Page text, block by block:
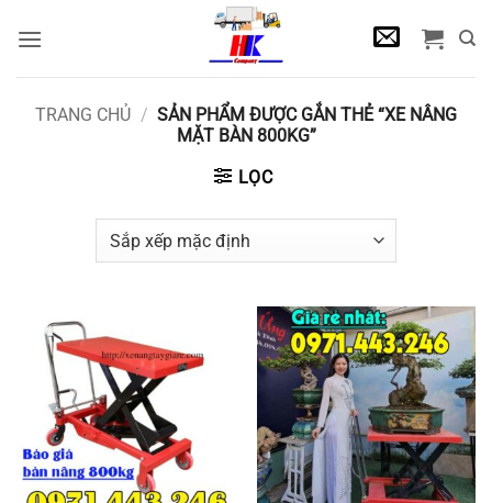
qua
TRANG CHỦ / SẢN PHẨM ĐƯỢC GẮN THẺ “XE NÂNG
MẶT BÀN 800KG”
LỌC